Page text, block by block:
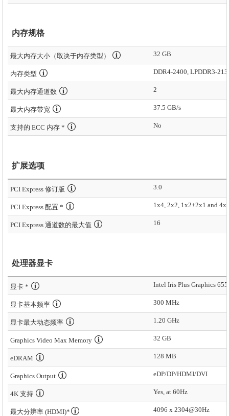
内存规格
最大内存大小（取决于内存类型） 32 GB
内存类型 DDR4-2400, LPDDR3-
最大内存通道数 2
最大内存带宽 37.5 GB/s
支持的 ECC 内存 * No
扩展选项
PCI Express 修订版 3.0
PCI Express 配置 * 1x4, 2x2, 1x2+2x1 and
PCI Express 通道数的最大值 16
处理器显卡
显卡 * Intel Iris Plus Graphics 655
显卡基本频率 300 MHz
显卡最大动态频率 1.20 GHz
Graphics Video Max Memory 32 GB
eDRAM 128 MB
Graphics Output eDP/DP/HDMI/DVI
4K 支持 Yes, at 60Hz
最大分辨率 (HDMI)* 4096 x 2304@30Hz